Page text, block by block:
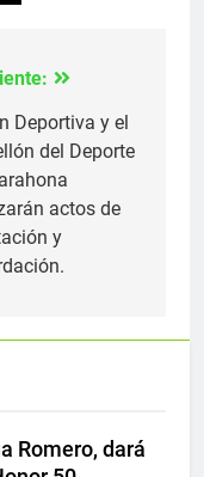
Deportiva y el
del Deporte
actos de
y
Romero, dará